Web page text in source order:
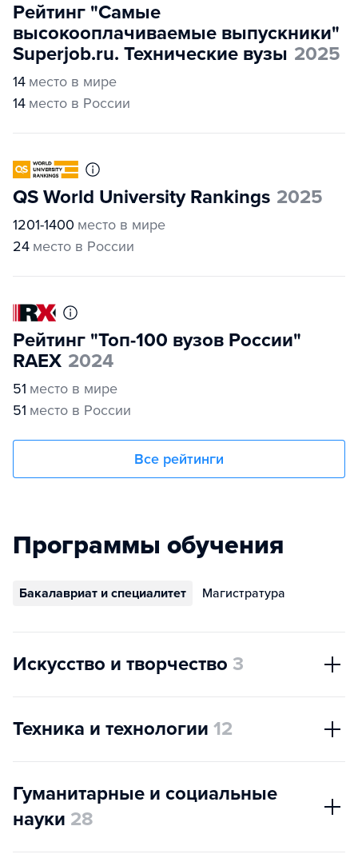
Рейтинг "Самые
высокооплачиваемые выпускники"
Superjob.ru. Технические вузы 2025
14 место в мире
14 место в России
QS World University Rankings 2025
1201-1400 место в мире
24 место в России
Рейтинг "Топ-100 вузов России"
RAEX 2024
51 место в мире
51 место в России
Все рейтинги
Программы обучения
Бакалавриат и специалитет Магистратура
Искусство и творчество 3
Техника и технологии 12
Гуманитарные и социальные
науки 28